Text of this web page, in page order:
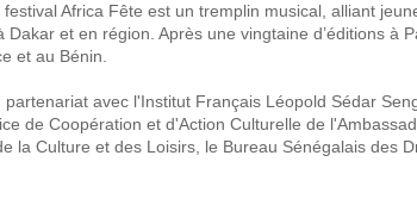
Africa Fête est un tremplin musical, alliant
et en région. Après une vingtaine d’éditions à
et au Bénin.
avec l'Institut Français Léopold Sédar
de Coopération et d'Action Culturelle de
la Culture et des Loisirs, le Bureau Sénégalais des